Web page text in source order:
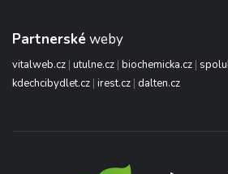
Partnerské weby
vitalweb.cz | utulne.cz | biochemicka.cz |
kdechcibydlet.cz | irest.cz | dalten.cz